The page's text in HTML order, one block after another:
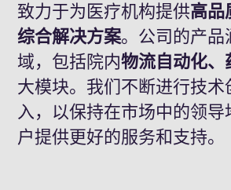
致力于为医疗机构提供高品
综合解决方案。公司的产品
域，包括院内物流自动化、
大模块。我们不断进行技术
入，以保持在市场中的领导
户提供更好的服务和支持。